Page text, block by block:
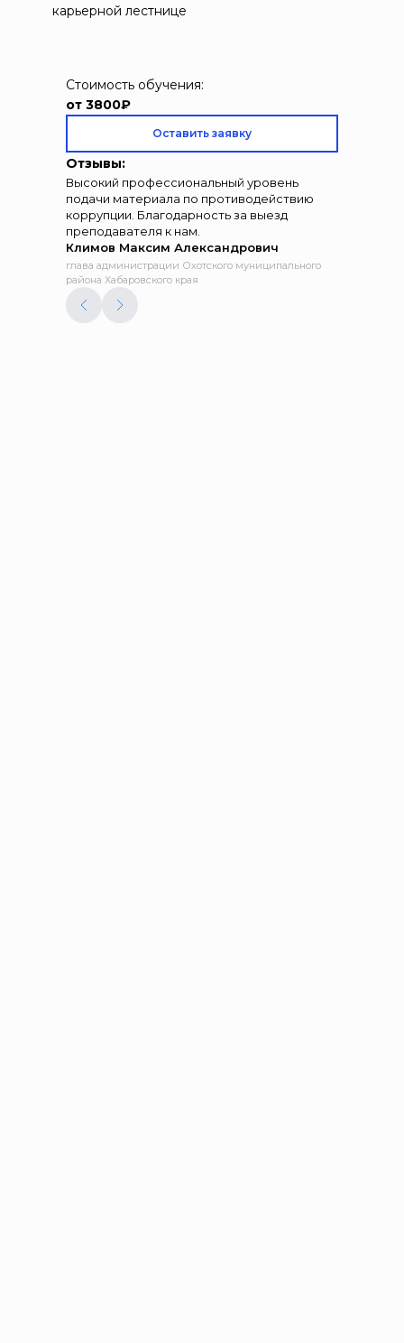
карьерной лестнице
Стоимость обучения:
от 3800₽
Оставить заявку
Отзывы:
Высокий профессиональный уровень
подачи материала по противодействию
коррупции. Благодарность за выезд
преподавателя к нам.
Климов Максим Александрович
глава администрации Охотского муниципального
района Хабаровского края